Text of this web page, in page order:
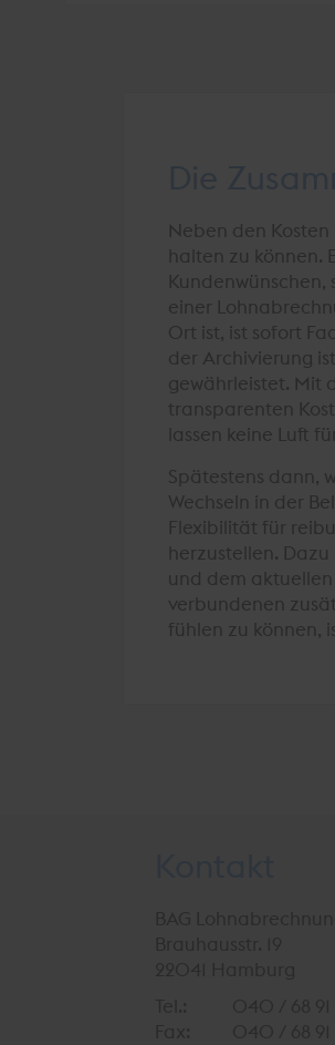
Neben den
halten zu können.
einer
Ort ist, ist sofort
der Archivierung
gewährleistet. Mit
transparenten
lassen keine Luft
Spätestens dann,
Wechseln in der
Flexibilität für
herzustellen.
und dem
verbundenen
fühlen zu können,